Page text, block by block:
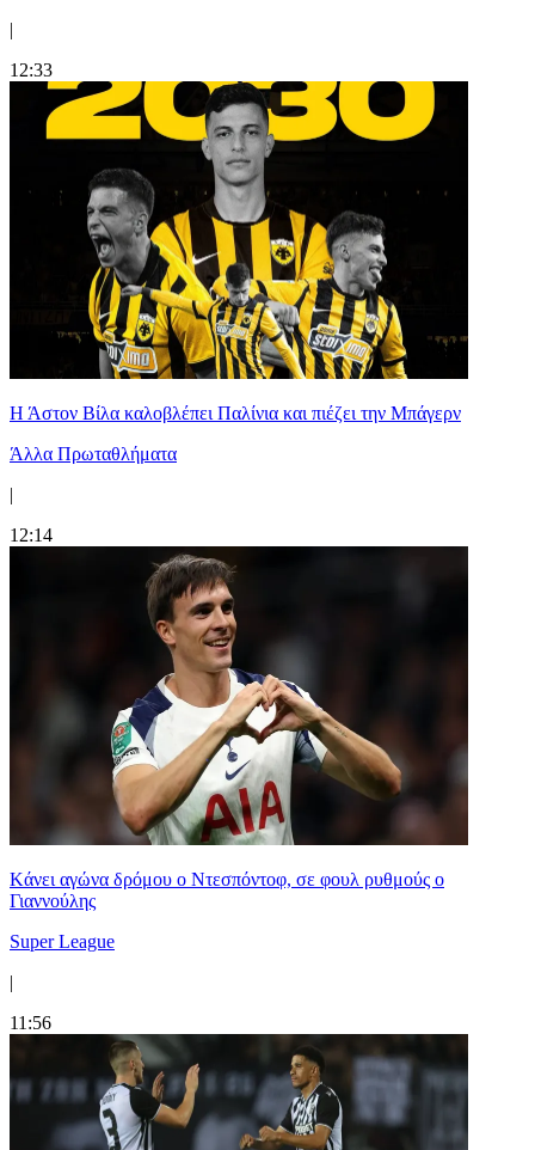
|
12:33
Η Άστον Βίλα καλοβλέπει Παλίνια και πιέζει την Μπάγερν
Άλλα Πρωταθλήματα
|
12:14
Kάνει αγώνα δρόμου ο Ντεσπόντοφ, σε φουλ ρυθμούς ο
Γιαννούλης
Super League
|
11:56